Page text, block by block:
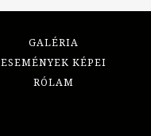
GALÉRIA
ESEMÉNYEK KÉPEI
RÓLAM